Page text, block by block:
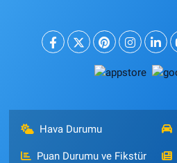
Hava Durumu
Puan Durumu ve Fikstür